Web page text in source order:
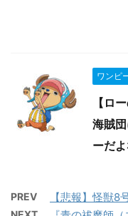
ワンピ
【ロ
海賊
ーだ
PREV 【悲報】怪獣8